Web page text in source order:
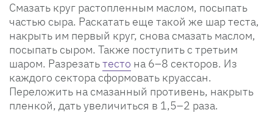
Смазать круг растопленным маслом, посыпать
частью сыра. Раскатать еще такой же шар теста,
накрыть им первый круг, снова смазать маслом,
посыпать сыром. Также поступить с третьим
шаром. Разрезатьтесто на 6–8 секторов. Из
каждого сектора сформовать круассан.
Переложить на смазанный противень, накрыть
пленкой, дать увеличиться в 1,5–2 раза.